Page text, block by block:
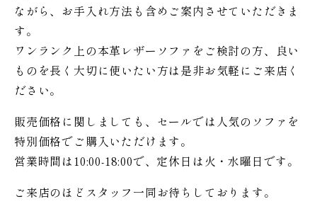
ながら、お手入れ方法も含めご案内させていただきま
す。
ワンランク上の本革レザーソファをご検討の方、良い
ものを長く大切に使いたい方は是非お気軽にご来店く
ださい。
販売価格に関しましても、セールでは人気のソファを
特別価格でご購入いただけます。
営業時間は10:00-18:00で、定休日は火・水曜日です。
ご来店のほどスタッフ一同お待ちしております。